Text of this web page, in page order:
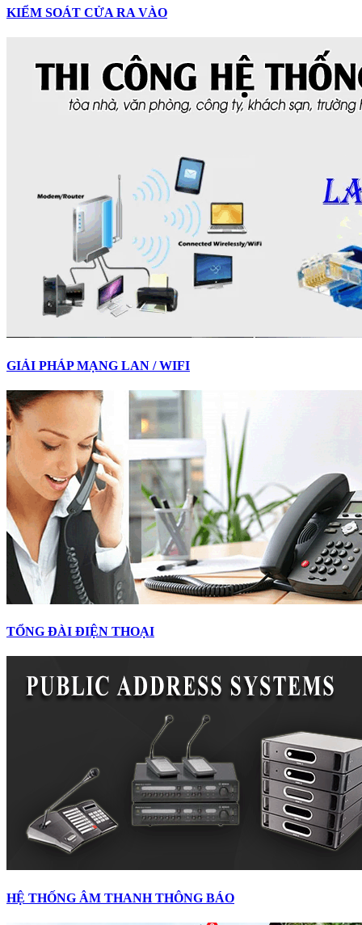
KIỂM SOÁT CỬA RA VÀO
GIẢI PHÁP MẠNG LAN / WIFI
TỔNG ĐÀI ĐIỆN THOẠI
HỆ THỐNG ÂM THANH THÔNG BÁO